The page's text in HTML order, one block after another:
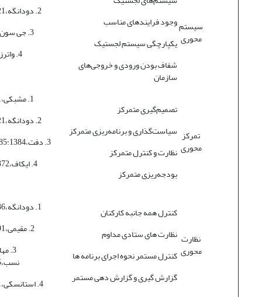
سیستم
محوری
وجود فرایندهای مناسب
یکپارچگی سیستم لجستیک
شفاف بودن ورودی و خروجی‌های
سازمان
2. دودانگه،1381:221
3. جی سون،1383:2
4. واترز،1384:9
تمرکز
محوری
تصمیم‌گیری متمرکز
سیاست‌گذاری و برنامه‌ریزی متمرکز
نظارت و کنترل متمرکز
بودجه‌ریزی متمرکز
1. مشبکی،1377:81
2. دودانگه،1381:221
3. دفت،1385:1384-187
4. ایکاف،1384:1372
نظارت
محوری
کنترل همه جانبه کارکنان
نظارت های ستادی مداوم
کنترل مستمر نحوه اجرای برنامه ها
گزارش گیری و گزارش دهی مستمر
1. دودانگه،1381:236
2. مقیمی،1380:191
3.
نسب،1377:95
4. استانسکی،1383:41